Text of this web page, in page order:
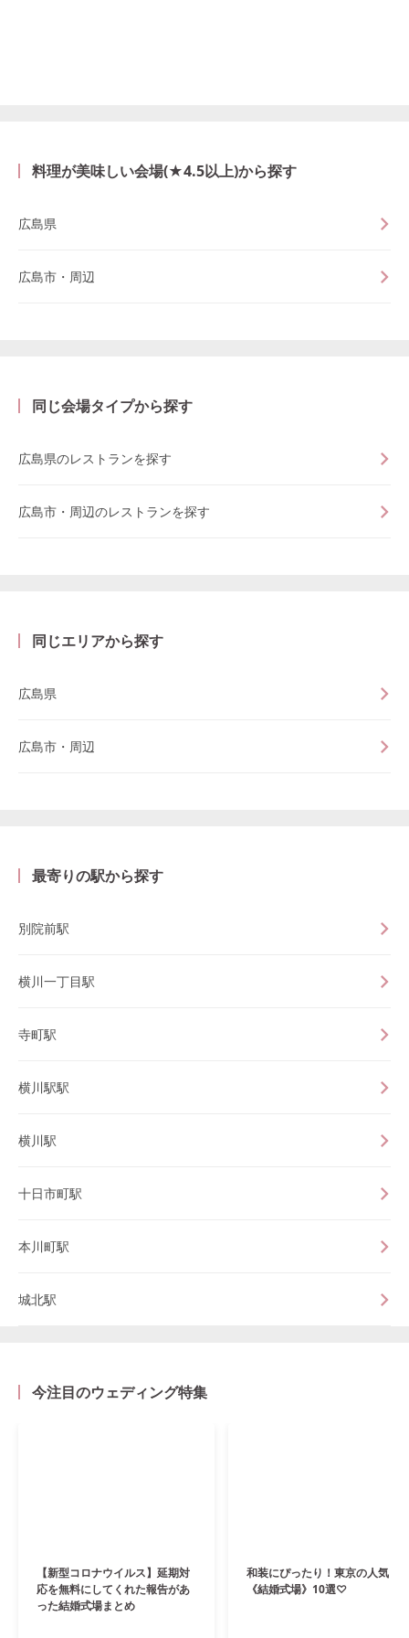
料理が美味しい会場(★4.5以上)から探す
広島県
広島市・周辺
同じ会場タイプから探す
広島県のレストランを探す
広島市・周辺のレストランを探す
同じエリアから探す
広島県
広島市・周辺
最寄りの駅から探す
別院前駅
横川一丁目駅
寺町駅
横川駅駅
横川駅
十日市町駅
本川町駅
城北駅
今注目のウェディング特集
【新型コロナウイルス】延期対
応を無料にしてくれた報告があ
った結婚式場まとめ
和装にぴったり！東京の人気
《結婚式場》10選♡